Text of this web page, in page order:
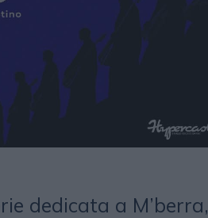
dedicata a M’berra,